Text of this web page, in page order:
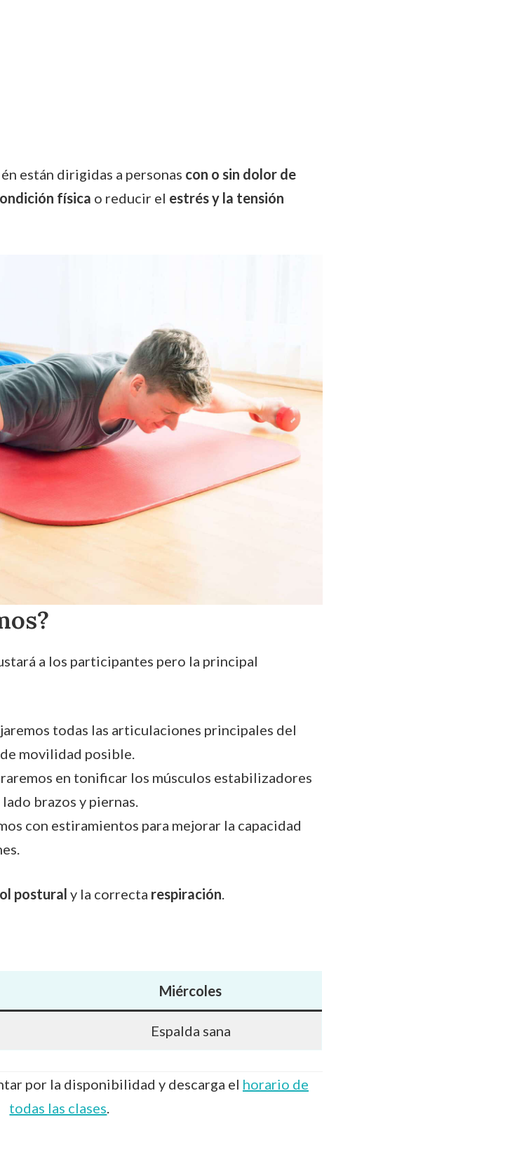
están dirigidas a personas con o sin dolor de
física o reducir el estrés y la tensión
a los participantes pero la principal
todas las articulaciones principales del
movilidad posible.
en tonificar los músculos estabilizadores
brazos y piernas.
con estiramientos para mejorar la capacidad
postural y la correcta respiración.
Miércoles
Espalda sana
por la disponibilidad y descarga el horario de
todas las clases.